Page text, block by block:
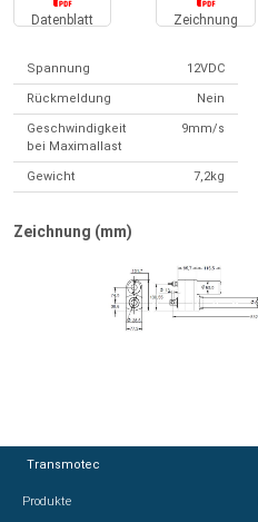
Datenblatt Zeichnung
Spannung 12VDC
Rückmeldung Nein
Geschwindigkeit
bei Maximallast
9mm/s
Gewicht 7,2kg
Zeichnung (mm)
Transmotec
Produkte
Transmotec
Produkte